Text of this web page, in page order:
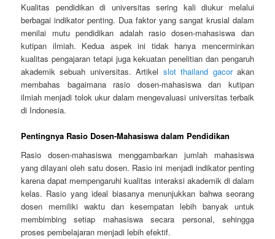
Kualitas pendidikan di universitas sering kali diukur melalui
berbagai indikator penting. Dua faktor yang sangat krusial dalam
menilai mutu pendidikan adalah rasio dosen-mahasiswa dan
kutipan ilmiah. Kedua aspek ini tidak hanya mencerminkan
kualitas pengajaran tetapi juga kekuatan penelitian dan pengaruh
akademik sebuah universitas. Artikel slot thailand gacorakan
membahas bagaimana rasio dosen-mahasiswa dan kutipan
ilmiah menjadi tolok ukur dalam mengevaluasi universitas terbaik
di Indonesia.
Pentingnya Rasio Dosen-Mahasiswa dalam Pendidikan
Rasio dosen-mahasiswa menggambarkan jumlah mahasiswa
yang dilayani oleh satu dosen. Rasio ini menjadi indikator penting
karena dapat mempengaruhi kualitas interaksi akademik di dalam
kelas. Rasio yang ideal biasanya menunjukkan bahwa seorang
dosen memiliki waktu dan kesempatan lebih banyak untuk
membimbing setiap mahasiswa secara personal, sehingga
proses pembelajaran menjadi lebih efektif.